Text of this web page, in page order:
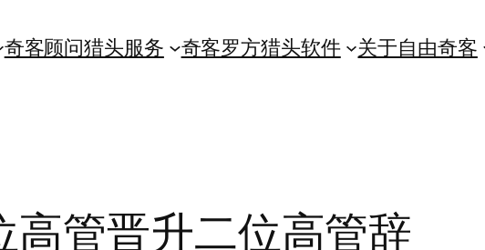
奇客顾问猎头服务 奇客罗方猎头软件 关于自由奇客
管晋升二位高管辞